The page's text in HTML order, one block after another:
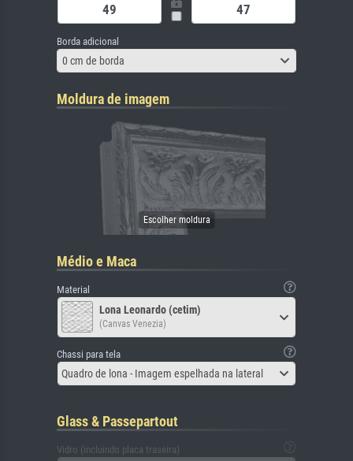
Borda adicional
0 cm de borda
Moldura de imagem
Médio e Maca
Material
Lona Leonardo (cetim)
(Canvas Venezia)
Chassi para tela
Quadro de lona - Imagem espelhada na lateral
Glass & Passepartout
Vidro (incluindo placa traseira)